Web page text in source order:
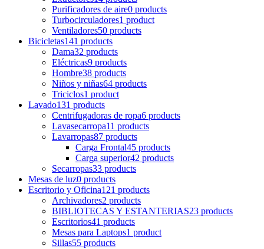
Purificadores de aire0 products
Turbocirculadores1 product
Ventiladores50 products
Bicicletas141 products
Dama32 products
Eléctricas9 products
Hombre38 products
Niños y niñas64 products
Triciclos1 product
Lavado131 products
Centrifugadoras de ropa6 products
Lavasecarropa11 products
Lavarropas87 products
Carga Frontal45 products
Carga superior42 products
Secarropas33 products
Mesas de luz0 products
Escritorio y Oficina121 products
Archivadores2 products
BIBLIOTECAS Y ESTANTERIAS23 products
Escritorios41 products
Mesas para Laptops1 product
Sillas55 products